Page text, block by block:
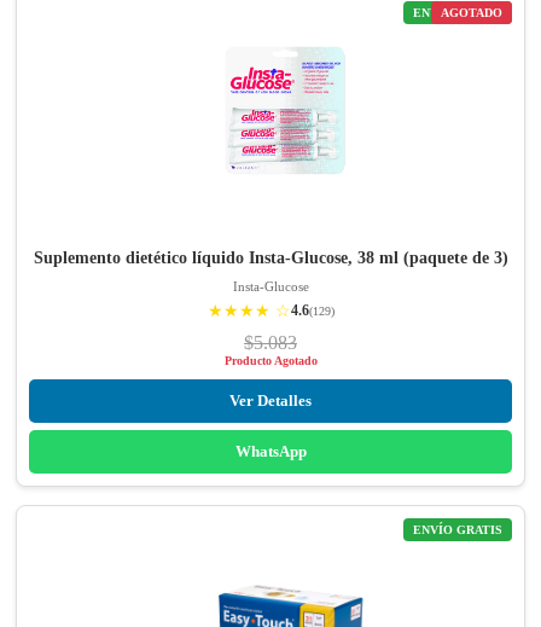
ENVÍO GRATIS
AGOTADO
Suplemento dietético líquido Insta-Glucose, 38 ml (paquete de 3)
Insta-Glucose
★★★★ ☆4.6(129)
$5.083
Producto Agotado
Ver Detalles
WhatsApp
ENVÍO GRATIS